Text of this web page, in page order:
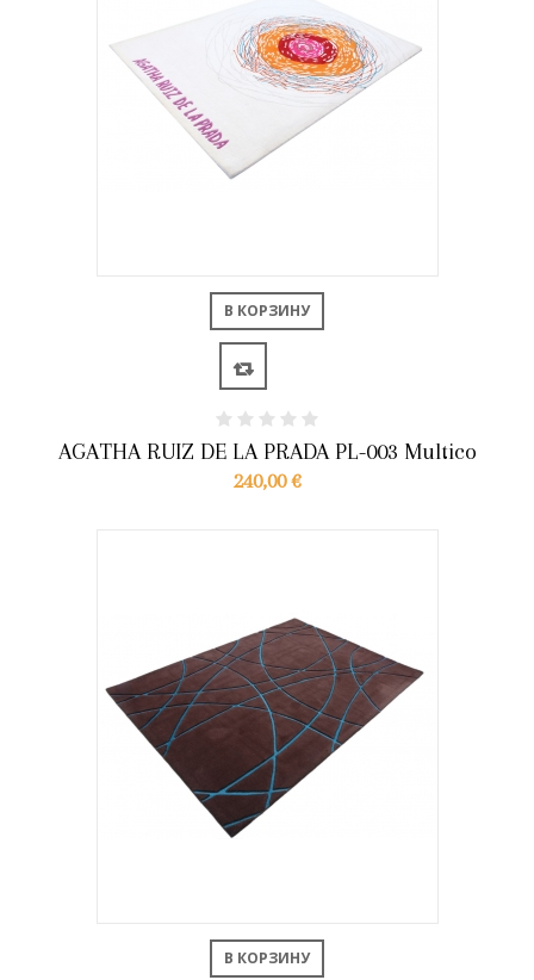
В КОРЗИНУ
AGATHA RUIZ DE LA PRADA PL-003 Multico
240,00 €
В КОРЗИНУ